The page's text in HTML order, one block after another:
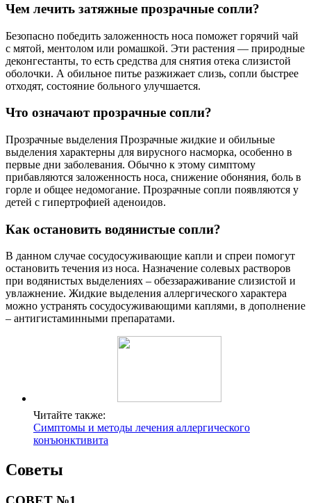
Чем лечить затяжные прозрачные сопли?
Безопасно победить заложенность носа поможет горячий чай
с мятой, ментолом или ромашкой. Эти растения — природные
деконгестанты, то есть средства для снятия отека слизистой
оболочки. А обильное питье разжижает слизь, сопли быстрее
отходят, состояние больного улучшается.
Что означают прозрачные сопли?
Прозрачные выделения Прозрачные жидкие и обильные
выделения характерны для вирусного насморка, особенно в
первые дни заболевания. Обычно к этому симптому
прибавляются заложенность носа, снижение обоняния, боль в
горле и общее недомогание. Прозрачные сопли появляются у
детей с гипертрофией аденоидов.
Как остановить водянистые сопли?
В данном случае сосудосуживающие капли и спреи помогут
остановить течения из носа. Назначение солевых растворов
при водянистых выделениях – обеззараживание слизистой и
увлажнение. Жидкие выделения аллергического характера
можно устранять сосудосуживающими каплями, в дополнение
– антигистаминными препаратами.
Читайте также:
Симптомы и методы лечения аллергического
конъюнктивита
Советы